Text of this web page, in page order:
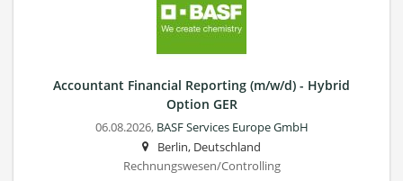
Accountant Financial Reporting (m/w/d) - Hybrid
Option GER
06.08.2026, BASF Services Europe GmbH
Berlin, Deutschland
Rechnungswesen/Controlling